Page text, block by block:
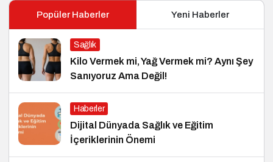
Popüler Haberler Yeni Haberler
Sağlık
Kilo Vermek mi, Yağ Vermek mi? Aynı Şey
Sanıyoruz Ama Değil!
Haberler
Dijital Dünyada Sağlık ve Eğitim
İçeriklerinin Önemi